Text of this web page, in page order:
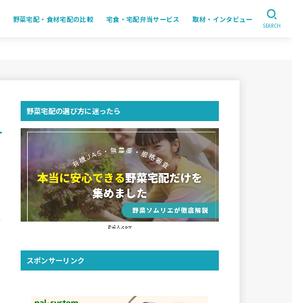
野菜宅配・食材宅配の比較 宅食・宅配弁当サービス 取材・インタビュー
SEARCH
野菜宅配の選び方に迷ったら
スポンサーリンク